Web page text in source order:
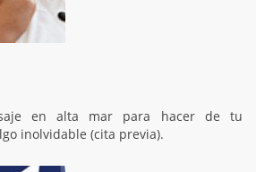
en alta mar para hacer de tu
inolvidable (cita previa).